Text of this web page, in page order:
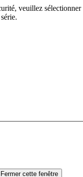
veuillez sélectionner
Fermer cette fenêtre